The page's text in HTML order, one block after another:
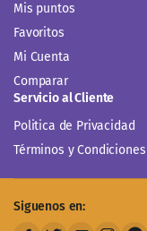
Mis puntos
Favoritos
Mi Cuenta
Comparar
Servicio al Cliente
Politica de Privacidad
Términos y Condiciones
Siguenos en: